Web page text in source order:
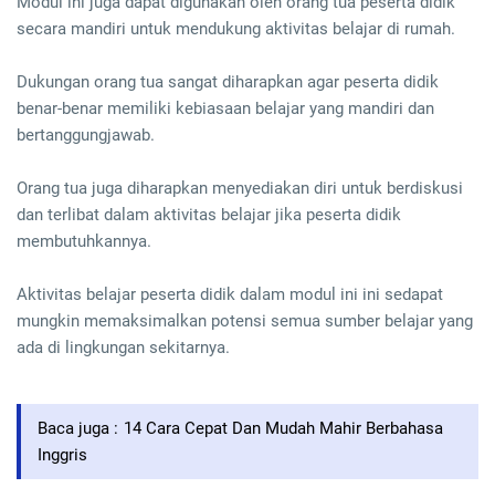
secara mandiri untuk mendukung aktivitas belajar di rumah.
Dukungan orang tua sangat diharapkan agar peserta didik
benar-benar memiliki kebiasaan belajar yang mandiri dan
bertanggungjawab.
Orang tua juga diharapkan menyediakan diri untuk berdiskusi
dan terlibat dalam aktivitas belajar jika peserta didik
membutuhkannya.
Aktivitas belajar peserta didik dalam modul ini ini sedapat
mungkin memaksimalkan potensi semua sumber belajar yang
ada di lingkungan sekitarnya.
Baca juga : 14 Cara Cepat Dan Mudah Mahir Berbahasa
Inggris